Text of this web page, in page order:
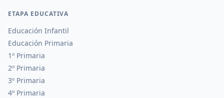
ETAPA EDUCATIVA
Educación Infantil
Educación Primaria
1º Primaria
2º Primaria
3º Primaria
4º Primaria